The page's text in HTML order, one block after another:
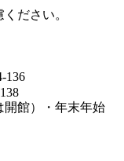
ださい。
館）・年末年始